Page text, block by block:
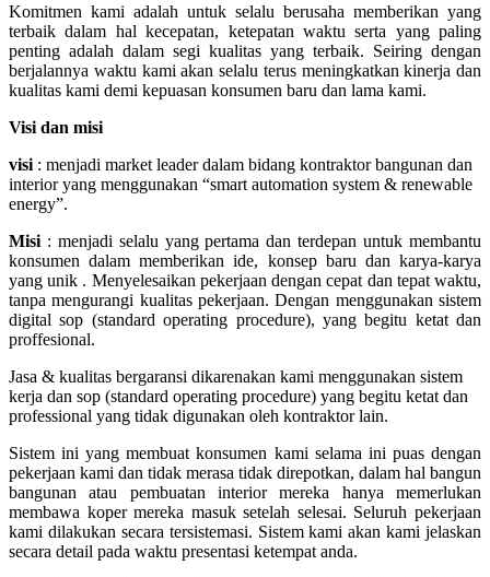
Komitmen kami adalah untuk selalu berusaha memberikan yang
terbaik dalam hal kecepatan, ketepatan waktu serta yang paling
penting adalah dalam segi kualitas yang terbaik. Seiring dengan
berjalannya waktu kami akan selalu terus meningkatkan kinerja dan
kualitas kami demi kepuasan konsumen baru dan lama kami.
Visi dan misi
visi : menjadi market leader dalam bidang kontraktor bangunan dan
interior yang menggunakan “smart automation system & renewable
energy”.
Misi : menjadi selalu yang pertama dan terdepan untuk membantu
konsumen dalam memberikan ide, konsep baru dan karya-karya
yang unik . Menyelesaikan pekerjaan dengan cepat dan tepat waktu,
tanpa mengurangi kualitas pekerjaan. Dengan menggunakan sistem
digital sop (standard operating procedure), yang begitu ketat dan
proffesional.
Jasa & kualitas bergaransi dikarenakan kami menggunakan sistem
kerja dan sop (standard operating procedure) yang begitu ketat dan
professional yang tidak digunakan oleh kontraktor lain.
Sistem ini yang membuat konsumen kami selama ini puas dengan
pekerjaan kami dan tidak merasa tidak direpotkan, dalam hal bangun
bangunan atau pembuatan interior mereka hanya memerlukan
membawa koper mereka masuk setelah selesai. Seluruh pekerjaan
kami dilakukan secara tersistemasi. Sistem kami akan kami jelaskan
secara detail pada waktu presentasi ketempat anda.